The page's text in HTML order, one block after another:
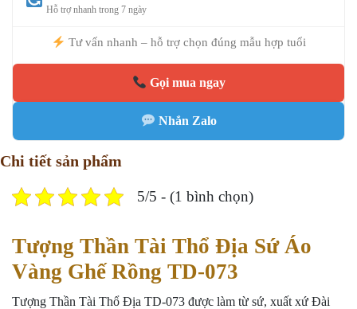
Hỗ trợ nhanh trong 7 ngày
Tư vấn nhanh – hỗ trợ chọn đúng mẫu hợp tuổi
Gọi mua ngay
Nhắn Zalo
Chi tiết sản phẩm
5/5 - (1 bình chọn)
Tượng Thần Tài Thổ Địa Sứ Áo
Vàng Ghế Rồng TD-073
Tượng Thần Tài Thổ Địa TD-073 được làm từ sứ, xuất xứ Đài